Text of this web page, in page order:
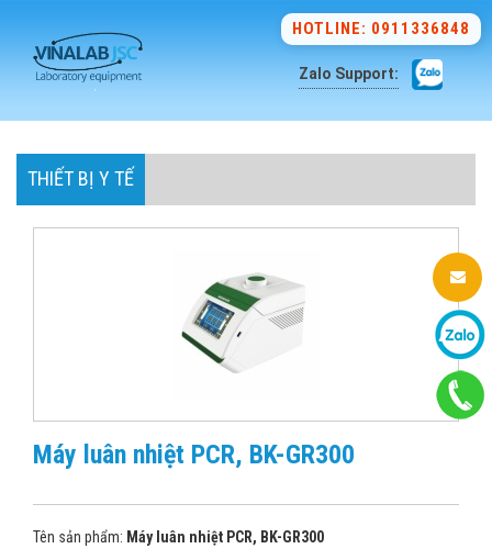
HOTLINE: 0911336848
Zalo Support:
THIẾT BỊ Y TẾ
Máy luân nhiệt PCR, BK-GR300
Tên sản phẩm: Máy luân nhiệt PCR, BK-GR300